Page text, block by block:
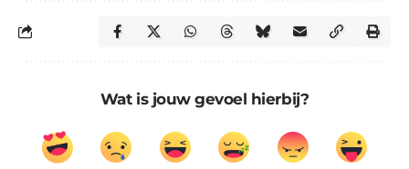
Wat is jouw gevoel hierbij?